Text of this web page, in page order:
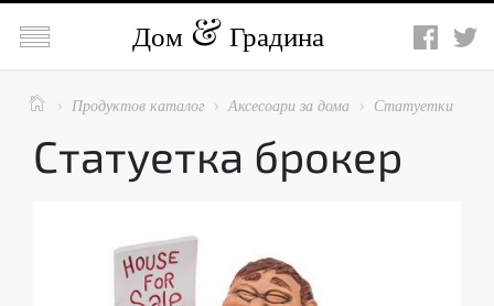
 Дом Градина
  Продуктов каталог  Аксесоари за дома  Статуетки
Статуетка брокер